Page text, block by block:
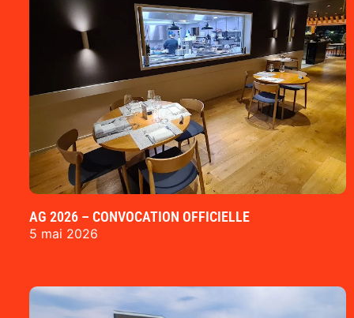
AG 2026 – CONVOCATION OFFICIELLE
5 mai 2026